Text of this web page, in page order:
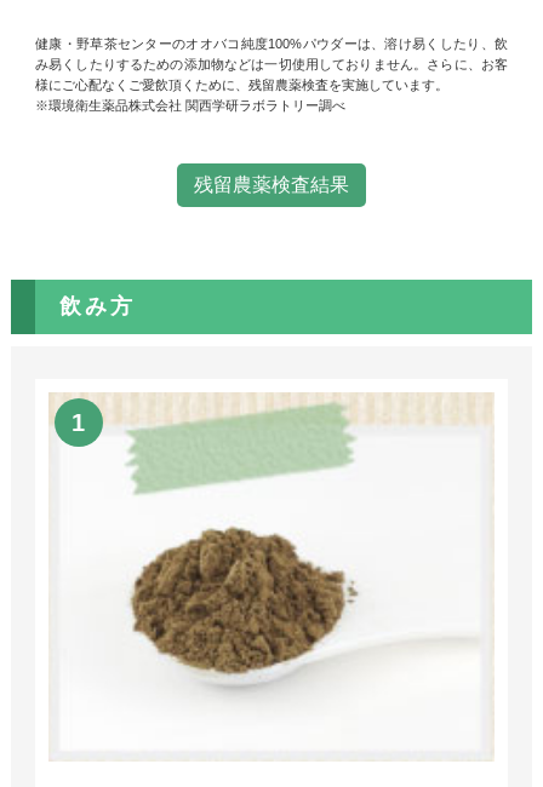
健康・野草茶センターのオオバコ純度100%パウダーは、溶け易くしたり、飲
み易くしたりするための添加物などは一切使用しておりません。さらに、お客
様にご心配なくご愛飲頂くために、残留農薬検査を実施しています。
※環境衛生薬品株式会社 関西学研ラボラトリー調べ
残留農薬検査結果
飲み方